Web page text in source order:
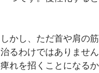
しかし、ただ首や肩の
治るわけではありませ
痺れを招くことになるか